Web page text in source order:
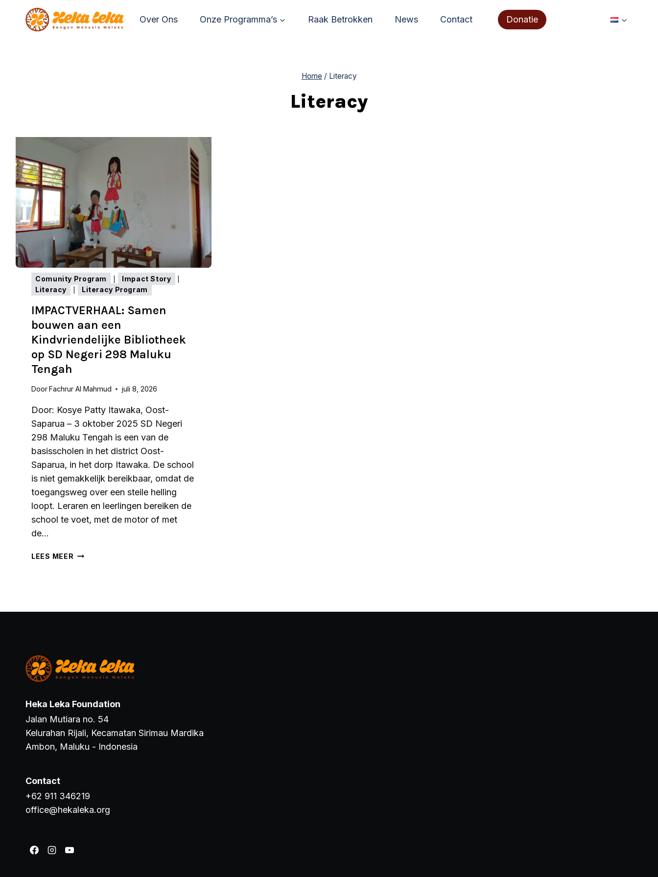
Doorgaan
Over Ons Onze Programma’s Raak Betrokken News Contact Donatie
Home / Literacy
Literacy
Comunity Program Impact Story
Literacy Literacy Program
IMPACTVERHAAL: Samen
bouwen aan een
Kindvriendelijke Bibliotheek
op SD Negeri 298 Maluku
Tengah
DoorFachrur Al Mahmud juli 8, 2026
Door: Kosye Patty Itawaka, Oost-
Saparua – 3 oktober 2025 SD Negeri
298 Maluku Tengah is een van de
basisscholen in het district Oost-
Saparua, in het dorp Itawaka. De school
is niet gemakkelijk bereikbaar, omdat de
toegangsweg over een steile helling
loopt. Leraren en leerlingen bereiken de
school te voet, met de motor of met
de…
LEES MEER IMPACTVERHAAL:
KINDVRIENDELIJKE
298
MALUKU
Heka Leka Foundation
Jalan Mutiara no. 54
Kelurahan Rijali, Kecamatan Sirimau Mardika
Ambon, Maluku - Indonesia
Contact
+62 911 346219
office@hekaleka.org